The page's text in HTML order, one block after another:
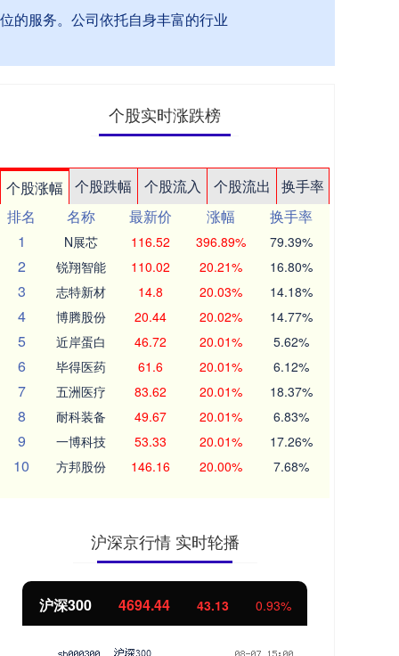
的服务。公司依托自身丰富的行业
个股实时涨跌榜
个股涨幅 个股跌幅 个股流入 个股流出
换手率
排名
名称 最新价 涨幅
换手率
1
N展芯 116.52 396.89% 79.39%
2 锐翔智能 110.02 20.21% 16.80%
3 志特新材 14.8 20.03% 14.18%
4 博腾股份 20.44 20.02% 14.77%
5 近岸蛋白 46.72 20.01% 5.62%
6 毕得医药 61.6 20.01% 6.12%
7 五洲医疗 83.62 20.01% 18.37%
8 耐科装备 49.67 20.01% 6.83%
9 一博科技 53.33 20.01% 17.26%
10 方邦股份 146.16 20.00% 7.68%
沪深京行情 实时轮播
北证50 1134.24 11.37